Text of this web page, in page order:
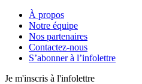
À propos
Notre équipe
Nos partenaires
Contactez-nous
S’abonner à l’infolettre
Je m'inscris à l'infolettre